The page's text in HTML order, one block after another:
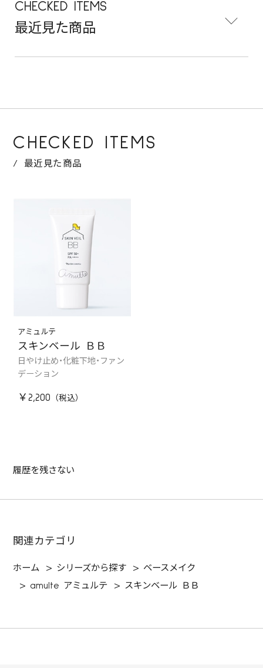
CHECKED ITEMS
最近見た商品
CHECKED ITEMS
最近見た商品
アミュルテ
スキンベール ＢＢ
日やけ止め・化粧下地・ファン
デーション
￥2,200
履歴を残さない
関連カテゴリ
ホーム > シリーズから探す > ベースメイク
> amulte アミュルテ > スキンベール ＢＢ